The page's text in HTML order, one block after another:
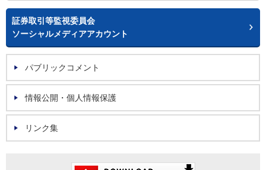
証券取引等監視委員会
ソーシャルメディアアカウント
パブリックコメント
情報公開・個人情報保護
リンク集